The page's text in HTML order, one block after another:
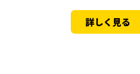
詳しく見る